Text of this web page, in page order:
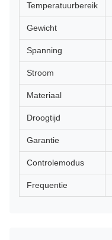
Temperatuurbereik
Gewicht
Spanning
Stroom
Materiaal
Droogtijd
Garantie
Controlemodus
Frequentie